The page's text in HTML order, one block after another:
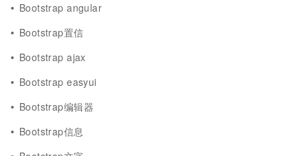
Bootstrap angular
Bootstrap置信
Bootstrap ajax
Bootstrap easyui
Bootstrap编辑器
Bootstrap信息